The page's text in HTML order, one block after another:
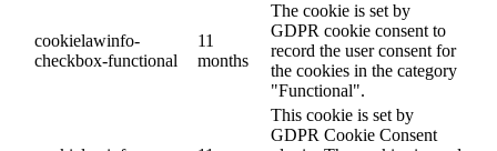
cookielawinfo-
checkbox-functional
11
months
The cookie is set by
GDPR cookie consent to
record the user consent for
the cookies in the category
"Functional".
This cookie is set by
GDPR Cookie Consent